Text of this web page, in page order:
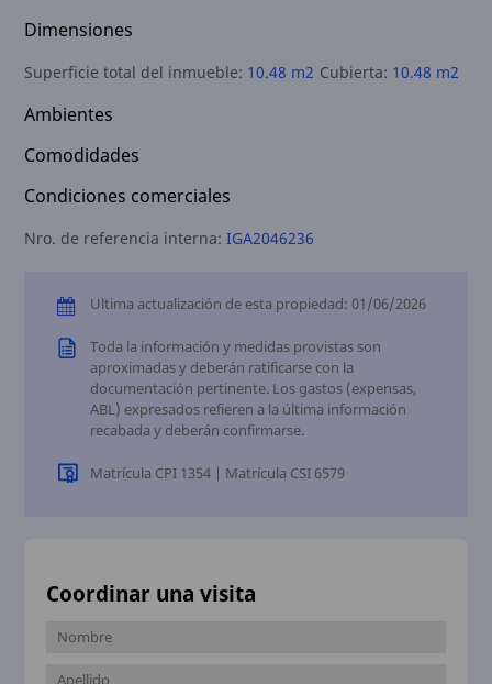
Dimensiones
Superficie total del inmueble: 10.48 m2 Cubierta: 10.48 m2
Ambientes
Comodidades
Condiciones comerciales
Nro. de referencia interna:IGA2046236
Ultima actualización de esta propiedad: 01/06/2026
Toda la información y medidas provistas son
aproximadas y deberán ratificarse con la
documentación pertinente. Los gastos (expensas,
ABL) expresados refieren a la última información
recabada y deberán confirmarse.
Matrícula CPI 1354 | Matrícula CSI 6579
Coordinar una visita